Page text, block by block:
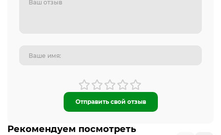
Отправить свой отзыв
Рекомендуем посмотреть